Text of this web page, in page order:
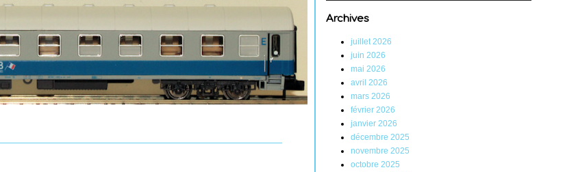
Archives
juillet 2026
juin 2026
mai 2026
avril 2026
mars 2026
février 2026
janvier 2026
décembre 2025
novembre 2025
octobre 2025